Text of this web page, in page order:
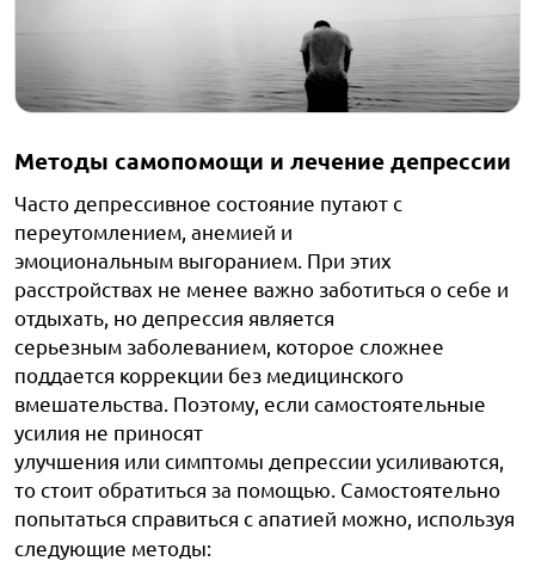
Методы самопомощи и лечение депрессии
Часто депрессивное состояние путают с
переутомлением, анемией и
эмоциональным выгоранием. При этих
расстройствах не менее важно заботиться о себе и
отдыхать, но депрессия является
серьезным заболеванием, которое сложнее
поддается коррекции без медицинского
вмешательства. Поэтому, если самостоятельные
усилия не приносят
улучшения или симптомы депрессии усиливаются,
то стоит обратиться за помощью. Самостоятельно
попытаться справиться с апатией можно, используя
следующие методы: